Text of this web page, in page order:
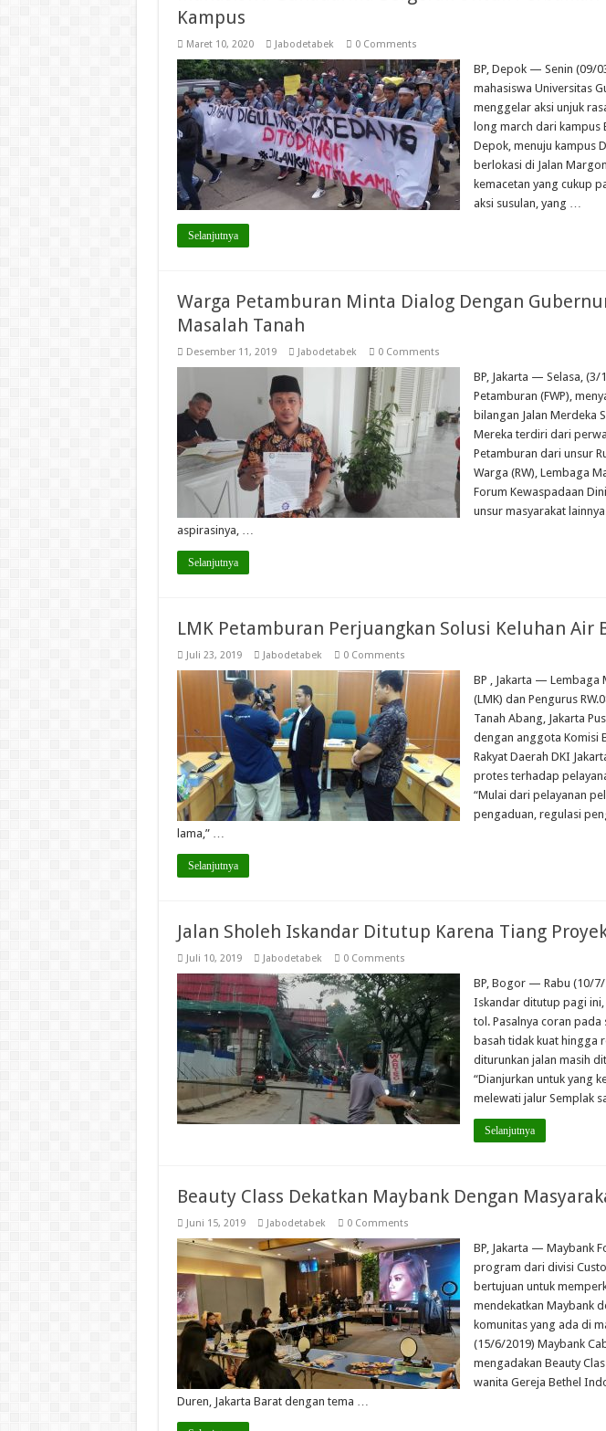
Kampus
Maret 10, 2020 Jabodetabek 0 Comments
BP, Depok — Senin (09/
mahasiswa Universitas
menggelar aksi unjuk
long march dari kampus
Depok, menuju kampus
berlokasi di Jalan
kemacetan yang cukup
aksi susulan, yang …
Selanjutnya
Warga Petamburan Minta Dialog Dengan
Masalah Tanah
Desember 11, 2019 Jabodetabek 0 Comments
BP, Jakarta — Selasa, (3/
Petamburan (FWP),
bilangan Jalan Merdeka
Mereka terdiri dari
Petamburan dari unsur
Warga (RW), Lembaga
Forum Kewaspadaan
unsur masyarakat
aspirasinya, …
Selanjutnya
LMK Petamburan Perjuangkan Solusi Keluhan Air
Juli 23, 2019 Jabodetabek 0 Comments
BP , Jakarta — Lembaga
(LMK) dan Pengurus
Tanah Abang, Jakarta
dengan anggota Komisi
Rakyat Daerah DKI
protes terhadap
“Mulai dari pelayanan
pengaduan, regulasi
lama,” …
Selanjutnya
Jalan Sholeh Iskandar Ditutup Karena Tiang
Juli 10, 2019 Jabodetabek 0 Comments
BP, Bogor — Rabu (10/7/
Iskandar ditutup pagi
tol. Pasalnya coran
basah tidak kuat hingga
diturunkan jalan masih
“Dianjurkan untuk yang
melewati jalur Semplak
Selanjutnya
Beauty Class Dekatkan Maybank Dengan
Juni 15, 2019 Jabodetabek 0 Comments
BP, Jakarta — Maybank
program dari divisi
bertujuan untuk
mendekatkan Maybank
komunitas yang ada di
(15/6/2019) Maybank
mengadakan Beauty
wanita Gereja Bethel
Duren, Jakarta Barat dengan tema …